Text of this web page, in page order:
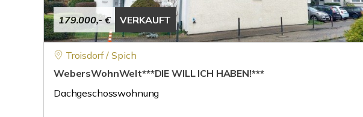
179.000,- € VERKAUFT
Troisdorf / Spich
WebersWohnWelt***DIE WILL ICH HABEN!***
Dachgeschosswohnung